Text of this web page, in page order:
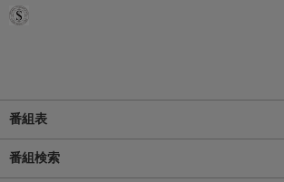
番組表
番組検索